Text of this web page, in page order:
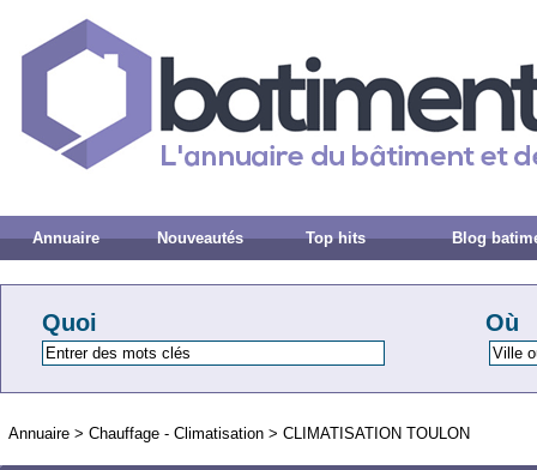
Annuaire Nouveautés Top hits Blog
Quoi Où
Annuaire > Chauffage - Climatisation > CLIMATISATION TOULON